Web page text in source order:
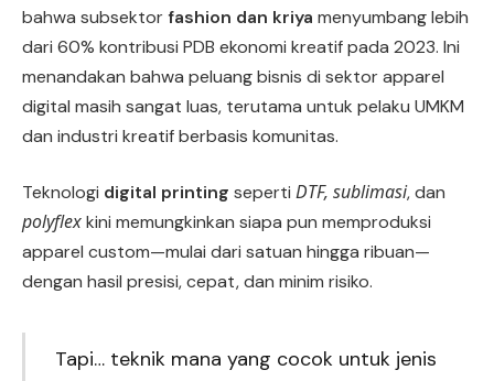
bahwa subsektorfashion dan kriya menyumbang lebih
dari 60% kontribusi PDB ekonomi kreatif pada 2023. Ini
menandakan bahwa peluang bisnis di sektor apparel
digital masih sangat luas, terutama untuk pelaku UMKM
dan industri kreatif berbasis komunitas.
Teknologi digital printing seperti DTF, sublimasi, dan
polyflexkini memungkinkan siapa pun memproduksi
apparel custom—mulai dari satuan hingga ribuan—
dengan hasil presisi, cepat, dan minim risiko.
Tapi… teknik mana yang cocok untuk jenis